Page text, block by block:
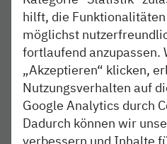
6. Oktober ab 23 Uhr
Strecke zwischen Kiel
gesperrt, deshalb
RE 74 und RB 75 aus.
8. Oktober ab 20 Uhr
Streckensperrung
und Ausfall aller
hilft, die
möglichst
fortlaufend anzupassen.
„Akzeptieren“ klicken,
Nutzungsverhalten auf
Google Analytics durch
Dadurch können wir